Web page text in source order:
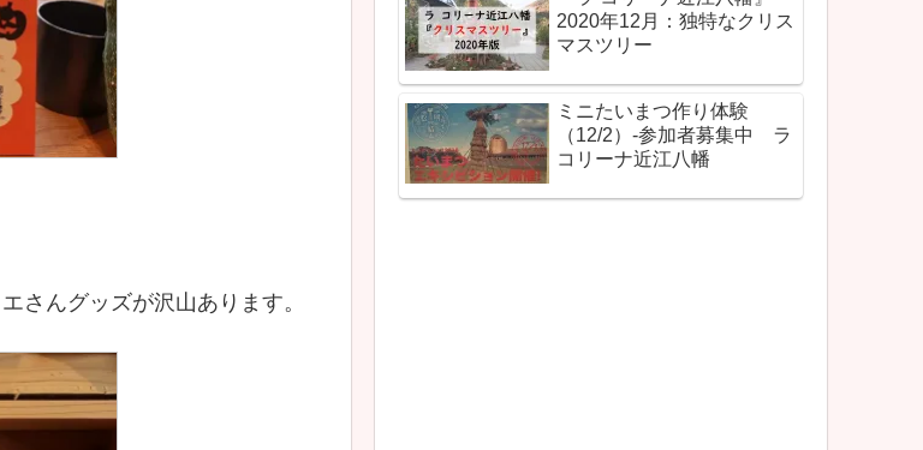
さんグッズが沢山あります。
2020年12月：独特なクリス
マスツリー
ミニたいまつ作り体験
（12/2）-参加者募集中 ラ
コリーナ近江八幡